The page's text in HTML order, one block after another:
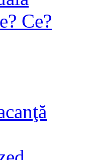
Ce?